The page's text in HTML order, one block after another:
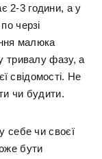
2-3 години, а у
черзі
малюка
тривалу фазу, а
свідомості. Не
чи будити.
себе чи своєї
бути